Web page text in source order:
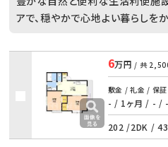
アで、穏やかで心地よい暮らしをか
6万円 / 共
敷金 / 礼金 / 保
- / 1ヶ月 / - / -
202 /2DK /